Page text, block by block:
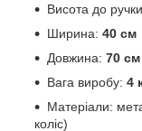
Висота до
Ширина: 40 см
Довжина: 70 см
Вага виробу: 4
Матеріали:
коліс)